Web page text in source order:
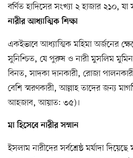
বর্ণিত হাদিসের সংখ্যা ২ হাজার ২১০, যা
নারীরআধ্যাত্মিক শিক্ষা
একইভাবে আধ্যাত্মিক মহিমা অর্জনের
সুনিশ্চিত, যে পুরুষ ও নারী মুসলিম
বিনত, সাদকা দানকারী, রোজা
বেশি স্মরণকারী, আল্লাহ তাদের জন্য
আহজাব, আয়াত: ৩৫)।
মাহিসেবে নারীর সম্মান
ইসলাম নারীদের সর্বশ্রেষ্ঠ মর্যাদা